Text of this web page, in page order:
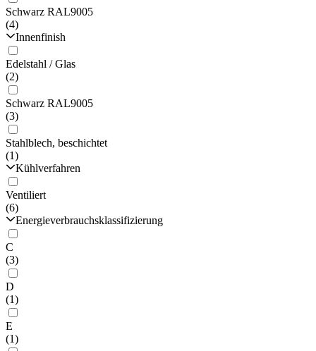
Schwarz RAL9005
(4)
Innenfinish
Edelstahl / Glas
(2)
Schwarz RAL9005
(3)
Stahlblech, beschichtet
(1)
Kühlverfahren
Ventiliert
(6)
Energieverbrauchsklassifizierung
C
(3)
D
(1)
E
(1)